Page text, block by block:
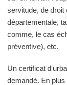
servitude, de droit
départementale,
comme, le cas
préventive), etc.
Un certificat
demandé. En